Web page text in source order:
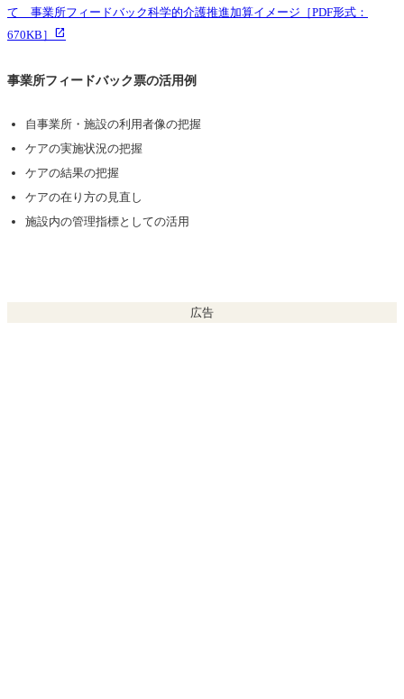
て 事業所フィードバック科学的介護推進加算イメージ［PDF形式：
670KB］
事業所フィードバック票の活用例
自事業所・施設の利用者像の把握
ケアの実施状況の把握
ケアの結果の把握
ケアの在り方の見直し
施設内の管理指標としての活用
広告